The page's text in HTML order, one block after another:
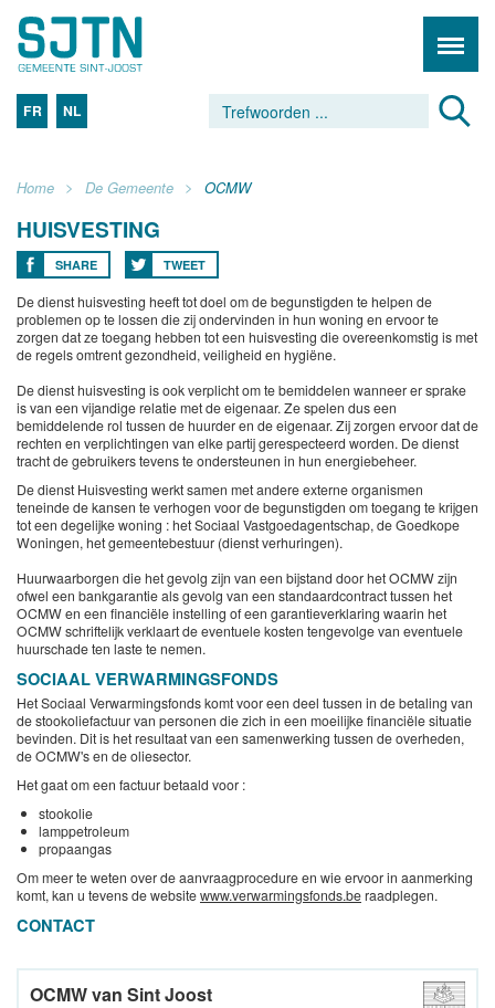
FR NL
Home De Gemeente OCMW
HUISVESTING
SHARE TWEET
De dienst huisvesting heeft tot doel om de begunstigden te helpen de
problemen op te lossen die zij ondervinden in hun woning en ervoor te
zorgen dat ze toegang hebben tot een huisvesting die overeenkomstig is met
de regels omtrent gezondheid, veiligheid en hygiëne.
De dienst huisvesting is ook verplicht om te bemiddelen wanneer er sprake
is van een vijandige relatie met de eigenaar. Ze spelen dus een
bemiddelende rol tussen de huurder en de eigenaar. Zij zorgen ervoor dat de
rechten en verplichtingen van elke partij gerespecteerd worden. De dienst
tracht de gebruikers tevens te ondersteunen in hun energiebeheer.
De dienst Huisvesting werkt samen met andere externe organismen
teneinde de kansen te verhogen voor de begunstigden om toegang te krijgen
tot een degelijke woning : het Sociaal Vastgoedagentschap, de Goedkope
Woningen, het gemeentebestuur (dienst verhuringen).
Huurwaarborgen die het gevolg zijn van een bijstand door het OCMW zijn
ofwel een bankgarantie als gevolg van een standaardcontract tussen het
OCMW en een financiële instelling of een garantieverklaring waarin het
OCMW schriftelijk verklaart de eventuele kosten tengevolge van eventuele
huurschade ten laste te nemen.
SOCIAAL VERWARMINGSFONDS
Het Sociaal Verwarmingsfonds komt voor een deel tussen in de betaling van
de stookoliefactuur van personen die zich in een moeilijke financiële situatie
bevinden. Dit is het resultaat van een samenwerking tussen de overheden,
de OCMW's en de oliesector.
Het gaat om een factuur betaald voor :
stookolie
lamppetroleum
propaangas
Om meer te weten over de aanvraagprocedure en wie ervoor in aanmerking
komt, kan u tevens de websitewww.verwarmingsfonds.beraadplegen.
CONTACT
OCMW van Sint Joost